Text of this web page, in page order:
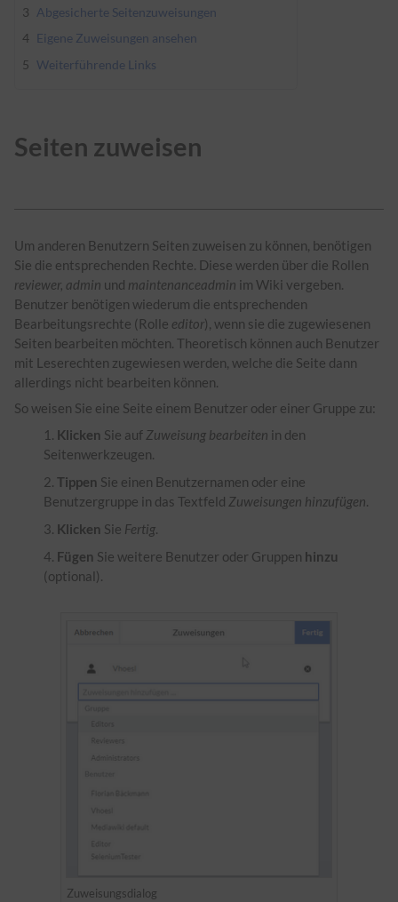
3 Abgesicherte Seitenzuweisungen
4 Eigene Zuweisungen ansehen
5 Weiterführende Links
Seiten zuweisen
Um anderen Benutzern Seiten zuweisen zu können, benötigen
Sie die entsprechenden Rechte. Diese werden über die Rollen
reviewer, admin und maintenanceadmin im Wiki vergeben.
Benutzer benötigen wiederum die entsprechenden
Bearbeitungsrechte (Rolle editor), wenn sie die zugewiesenen
Seiten bearbeiten möchten. Theoretisch können auch Benutzer
mit Leserechten zugewiesen werden, welche die Seite dann
allerdings nicht bearbeiten können.
So weisen Sie eine Seite einem Benutzer oder einer Gruppe zu:
Klicken Sie auf Zuweisung bearbeiten in den
Seitenwerkzeugen.
Tippen Sie einen Benutzernamen oder eine
Benutzergruppe in das Textfeld Zuweisungen hinzufügen
Klicken Sie Fertig
Fügen Sie weitere Benutzer oder Gruppen hinzu
(optional).
Zuweisungsdialog